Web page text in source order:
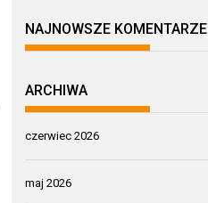
NAJNOWSZE KOMENTARZE
ARCHIWA
czerwiec 2026
maj 2026